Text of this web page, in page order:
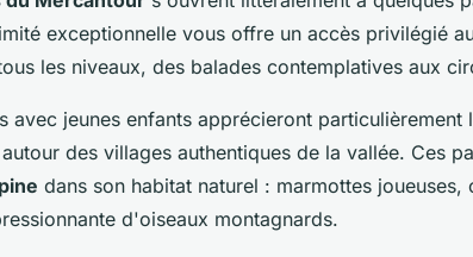
exceptionnelle vous offre un accès privilégié
les niveaux, des balades contemplatives aux
avec jeunes enfants apprécieront particulièrement
des villages authentiques de la vallée. Ces
dans son habitat naturel : marmottes joueuses,
d'oiseaux montagnards.